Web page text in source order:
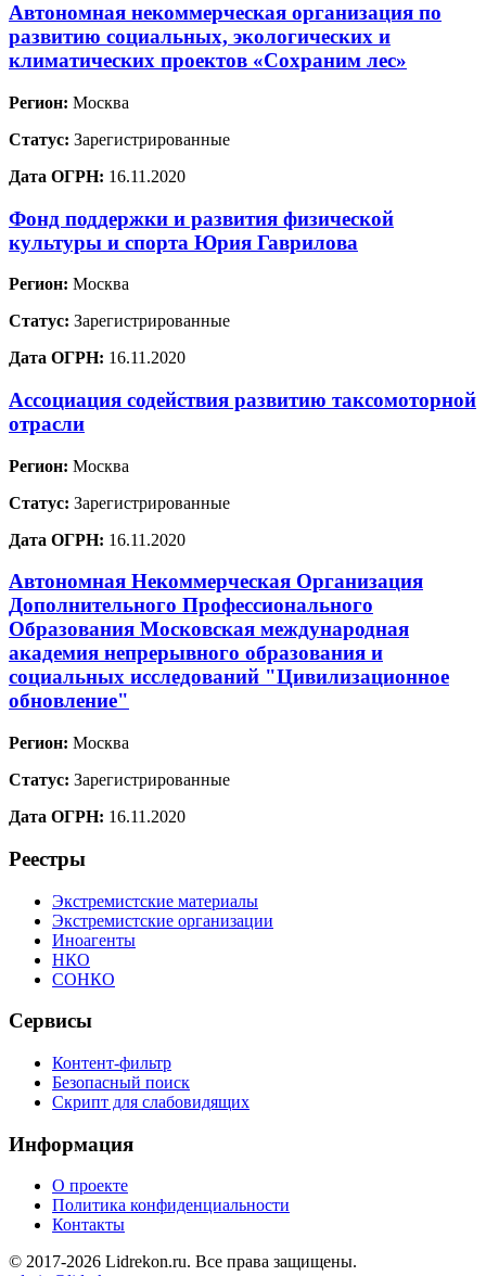
Автономная некоммерческая организация по
развитию социальных, экологических и
климатических проектов «Сохраним лес»
Регион: Москва
Статус: Зарегистрированные
Дата ОГРН: 16.11.2020
Фонд поддержки и развития физической
культуры и спорта Юрия Гаврилова
Регион: Москва
Статус: Зарегистрированные
Дата ОГРН: 16.11.2020
Ассоциация содействия развитию таксомоторной
отрасли
Регион: Москва
Статус: Зарегистрированные
Дата ОГРН: 16.11.2020
Автономная Некоммерческая Организация
Дополнительного Профессионального
Образования Московская международная
академия непрерывного образования и
социальных исследований "Цивилизационное
обновление"
Регион: Москва
Статус: Зарегистрированные
Дата ОГРН: 16.11.2020
Реестры
Экстремистские материалы
Экстремистские организации
Иноагенты
НКО
СОНКО
Сервисы
Контент-фильтр
Безопасный поиск
Скрипт для слабовидящих
Информация
О проекте
Политика конфиденциальности
Контакты
© 2017-2026 Lidrekon.ru. Все права защищены.